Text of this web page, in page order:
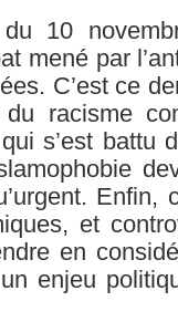
10
mené par
C’est ce
racisme
s’est battu
Enfin,
et
en
enjeu